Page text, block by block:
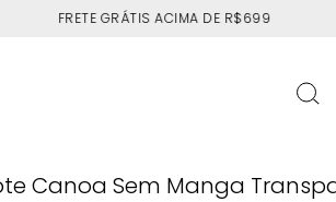
FRETE GRÁTIS ACIMA DE R$699
Canoa Sem Manga